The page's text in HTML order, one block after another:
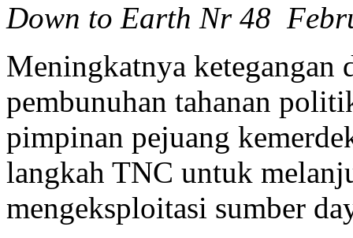
Down to Earth Nr 48
Meningkatnya ketegangan
pembunuhan tahanan
pimpinan pejuang
langkah TNC untuk
mengeksploitasi sumber